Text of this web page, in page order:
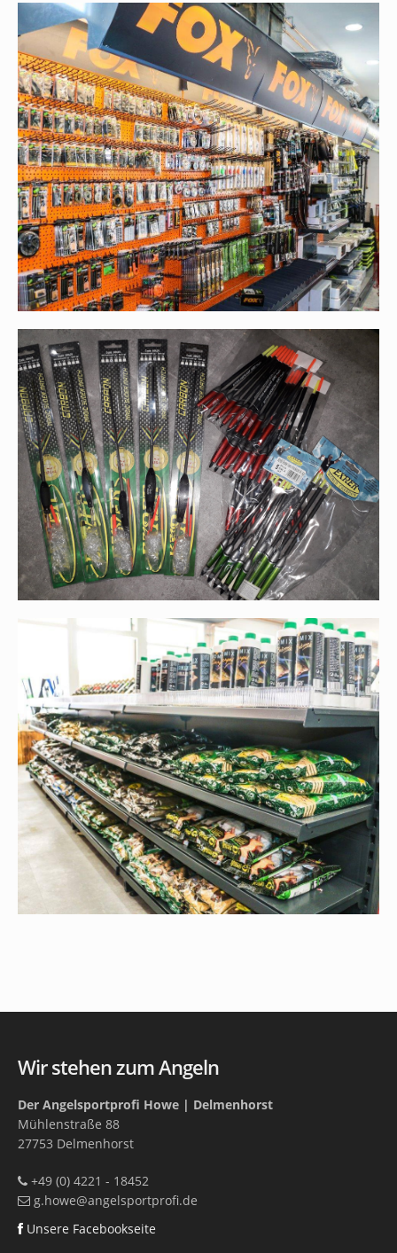
Wir stehen zum Angeln
Der Angelsportprofi Howe | Delmenhorst
Mühlenstraße 88
27753 Delmenhorst
+49 (0) 4221 - 18452
g.howe@angelsportprofi.de
Unsere Facebookseite